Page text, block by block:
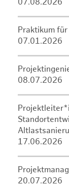
07.08.2026
Praktikum
07.01.2026
08.07.2026
17.06.2026
20.07.2026